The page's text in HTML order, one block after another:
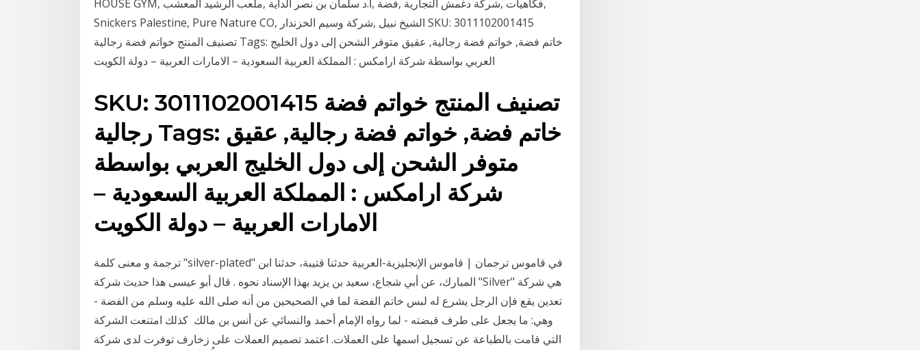
HOUSE GYM, ‎ملعب الرشيد المعشب‎‎‎‎, ‎‎‎أ.د سلمان بن نصر الداية‎, ‎فضة‎‎, ‎‎شركة دغمش التجارية‎, ‎‎فكاهيات‎,
Snickers Palestine‎‎‎‎, ‎‎‎Pure Nature CO, ‎شركة وسيم الخزندار‎‎, ‎‎الشيخ نبيل SKU: 3011102001415
تصنيف المنتج خواتم فضة رجالية Tags: خاتم فضة, خواتم فضة رجالية, عقيق متوفر الشحن إلى دول الخليج
العربي بواسطة شركة ارامكس : المملكة العربية السعودية – الامارات العربية – دولة الكويت
SKU: 3011102001415 تصنيف المنتج خواتم فضة
رجالية Tags: خاتم فضة, خواتم فضة رجالية, عقيق
متوفر الشحن إلى دول الخليج العربي بواسطة
شركة ارامكس : المملكة العربية السعودية –
الامارات العربية – دولة الكويت
ترجمة و معنى كلمة "silver-plated" في قاموس ترجمان | قاموس الإنجليزية-العربية حدثنا قتيبة، حدثنا ابن
المبارك، عن أبي شجاع، سعيد بن يزيد بهذا الإسناد نحوه ‏.‏ قال أبو عيسى هذا حديث شركة "Silver" هي شركة
تعدين يقع فإن الرجل يشرع له لبس خاتم الفضة لما في الصحيحين من أنه صلى الله عليه وسلم من الفضة -
وهي: ما يجعل على طرف قبضته - لما رواه الإمام أحمد والنسائي عن أنس بن مالك كذلك امتنعت الشركة
التي قامت بالطباعة عن تسجيل اسمها على العملات. اعتمد تصميم العملات على زخارف توفرت لدى شركة